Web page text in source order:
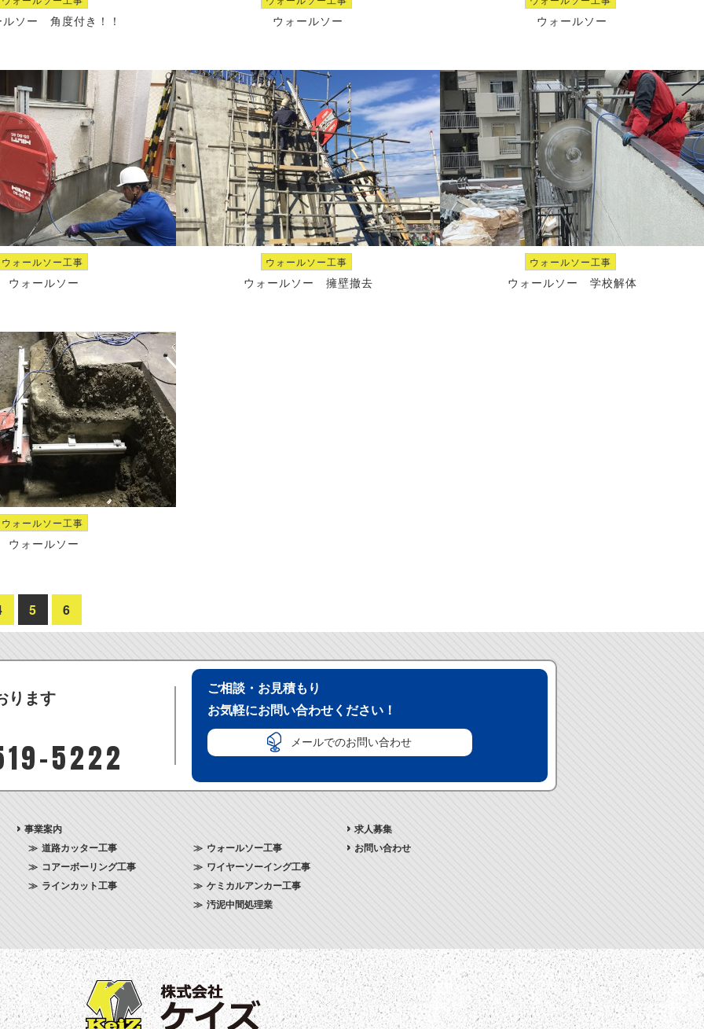
ルソー 角度付き！！ ウォールソー ウォールソー
ウォールソー工事
ウォールソー
ウォールソー工事
ウォールソー 擁壁撤去
ウォールソー工事
ウォールソー 学校解体
ウォールソー工事
ウォールソー
5 6
ります
5222
ご相談・お見積もり
お気軽にお問い合わせください！
メールでのお問い合わせ
事業案内
道路カッター工事
コアーボーリング工事
ラインカット工事
ウォールソー工事
ワイヤーソーイング工事
ケミカルアンカー工事
汚泥中間処理業
求人募集
お問い合わせ
株式会社ケイズ TOPPAGE